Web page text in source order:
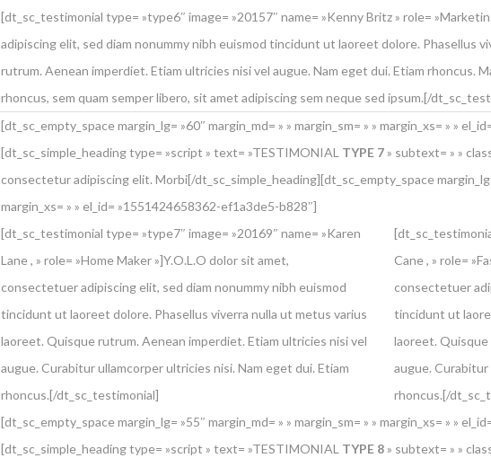
[dt_sc_testimonial type= »type6″ image= »20157″ name= »Kenny Britz » role=
adipiscing elit, sed diam nonummy nibh euismod tincidunt ut laoreet dolore. Phasellus
rutrum. Aenean imperdiet. Etiam ultricies nisi vel augue. Nam eget dui. Etiam rhoncus.
rhoncus, sem quam semper libero, sit amet adipiscing sem neque sed ipsum.[/
[dt_sc_empty_space margin_lg= »60″ margin_md= » » margin_sm= » » margin_xs= » »
[dt_sc_simple_heading type= »script » text= »TESTIMONIAL TYPE 7» subtext= » »
consectetur adipiscing elit. Morbi[/dt_sc_simple_heading][dt_sc_empty_space margin_lg=
margin_xs= » » el_id= »1551424658362-ef1a3de5-b828″]
[dt_sc_testimonial type= »type7″ image= »20169″ name= »Karen
Lane , » role= »Home Maker »]Y.O.L.O dolor sit amet,
consectetuer adipiscing elit, sed diam nonummy nibh euismod
tincidunt ut laoreet dolore. Phasellus viverra nulla ut metus varius
laoreet. Quisque rutrum. Aenean imperdiet. Etiam ultricies nisi vel
augue. Curabitur ullamcorper ultricies nisi. Nam eget dui. Etiam
rhoncus.[/dt_sc_testimonial]
Cane , » role=
consectetuer
tincidunt ut
laoreet.
augue.
rhoncus.[/
[dt_sc_empty_space margin_lg= »55″ margin_md= » » margin_sm= » » margin_xs= » »
[dt_sc_simple_heading type= »script » text= »TESTIMONIAL TYPE 8» subtext= » »